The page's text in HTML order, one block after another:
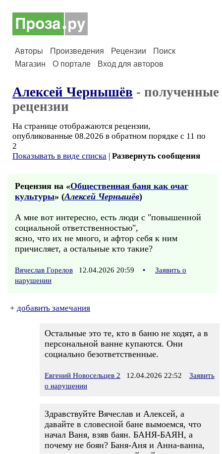
Авторы Произведения Рецензии
Поиск
Магазин
О портале Вход для авторов
Алексей Чернышёв - полученные
рецензии
На странице отображаются рецензии,
опубликованные 08.2026 в обратном порядке с 11 по
2
Показывать в виде списка | Развернуть сообщения
Рецензия на «Общественная баня как очаг
культуры» (Алексей Чернышёв)
А мне вот интересно, есть люди с "повышенной
социальной ответственностью",
ясно, что их не много, и афтор себя к ним
причисляет, а остальные кто такие?
Вячеслав Горелов 12.04.2026 20:59 •
Заявить о
нарушении
+ добавить замечания
Остальные это те, кто в баню не ходят, а в
персональной ванне купаются. Они
социально безответственные.
Евгений Новосельцев 2 12.04.2026 22:52
Заявить
о нарушении
Здравствуйте Вячеслав и Алексей, а
давайте в словесной бане вымоемся, что
начал Ваня, взяв баян. БАНЯ-БАЯН, а
почему не боян? Баня-Аня и Анна-ванна,